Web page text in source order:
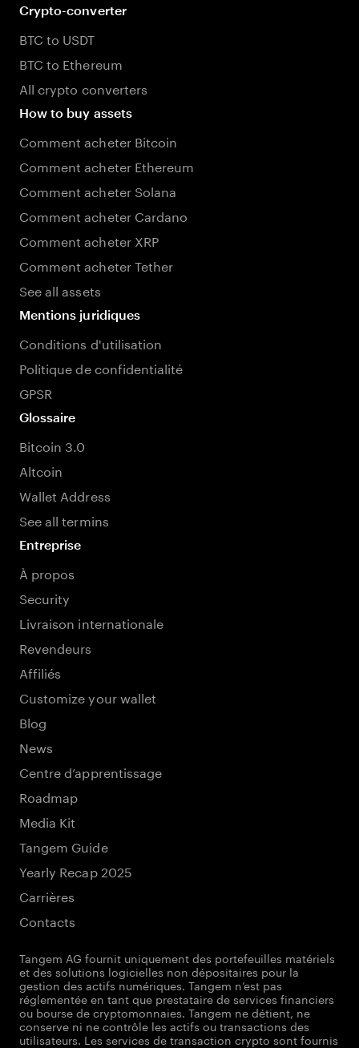
Crypto-converter
BTC to USDT
BTC to Ethereum
All crypto converters
How to buy assets
Comment acheter Bitcoin
Comment acheter Ethereum
Comment acheter Solana
Comment acheter Cardano
Comment acheter XRP
Comment acheter Tether
See all assets
Mentions juridiques
Conditions d'utilisation
Politique de confidentialité
GPSR
Glossaire
Bitcoin 3.0
Altcoin
Wallet Address
See all termins
Entreprise
À propos
Security
Livraison internationale
Revendeurs
Affiliés
Customize your wallet
Blog
News
Centre d’apprentissage
Roadmap
Media Kit
Tangem Guide
Yearly Recap 2025
Carrières
Contacts
Tangem AG fournit uniquement des portefeuilles matériels
et des solutions logicielles non dépositaires pour la
gestion des actifs numériques. Tangem n’est pas
réglementée en tant que prestataire de services financiers
ou bourse de cryptomonnaies. Tangem ne détient, ne
conserve ni ne contrôle les actifs ou transactions des
utilisateurs. Les services de transaction crypto sont fournis